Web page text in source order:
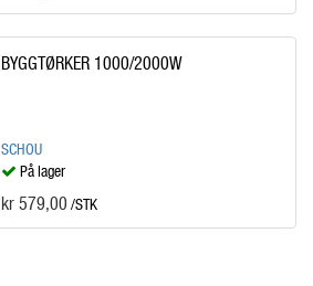
BYGGTØRKER 1000/2000W
SCHOU
På lager
kr 579,00 /STK